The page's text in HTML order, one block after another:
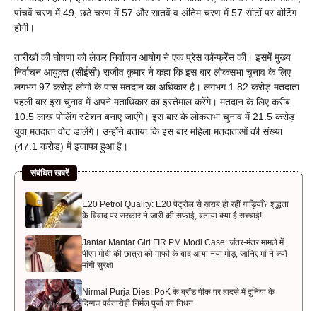
पांचवें चरण में 49, छठे चरण में 57 और सातवें व अंतिम चरण में 57 सीटों पर वोटिंग
होगी।
तारीखों की घोषणा को लेकर निर्वाचन आयोग ने एक प्रेस कॉन्फ्रेंस की। इसमें मुख्य
निर्वाचन आयुक्त (सीईसी) राजीव कुमार ने कहा कि इस बार लोकसभा चुनाव के लिए
लगभग 97 करोड़ लोगों के पास मतदान का अधिकार है। लगभग 1.82 करोड़ मतदाता
पहली बार इस चुनाव में अपने मताधिकार का इस्तेमाल करेंगे। मतदान के लिए करीब
10.5 लाख पोलिंग स्टेशन बनाए जाएंगे। इस बार के लोकसभा चुनाव में 21.5 करोड़
युवा मतदाता वोट डालेंगे। उन्होंने बताया कि इस बार महिला मतदाताओं की संख्या
(47.1 करोड़) में इजाफा हुआ है।
संबंधित खबरें
E20 Petrol Quality: E20 पेट्रोल से ख़राब हो रहीं गाड़ियाँ? शुद्धता
के विवाद पर सरकार ने जारी की सफाई, बताया क्या है सच्चाई!
Jantar Mantar Girl FIR PM Modi Case: जंतर-मंतर मामले में
पीएम मोदी की छात्रा को माफी के बाद आया नया मोड़, जानिए मां ने क्यों
मांगी सुरक्षा
Nirmal Purja Dies: PoK के ब्रॉड पीक पर हादसे में दुनिया के
दिग्गज पर्वतारोही निर्मल पुर्जा का निधन